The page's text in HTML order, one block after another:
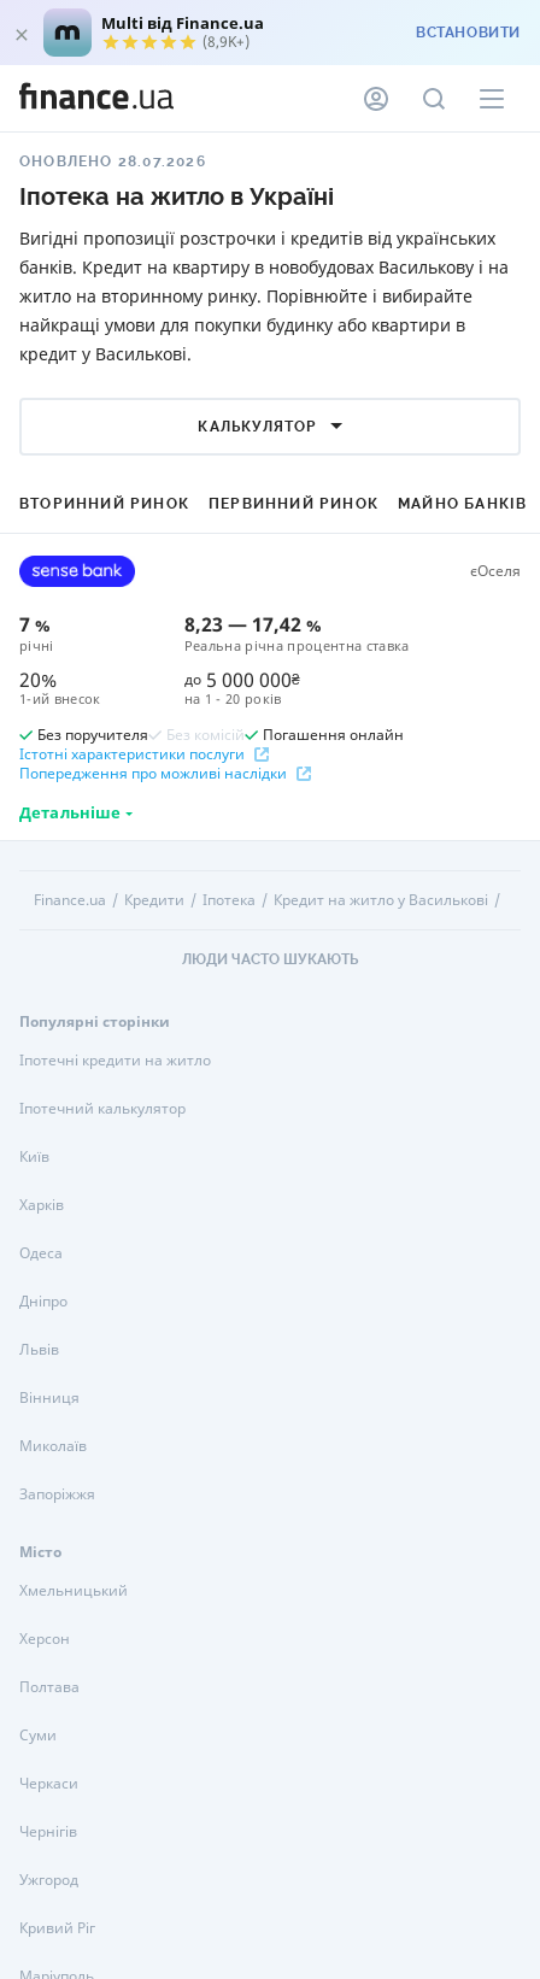
Multi від Finance.ua
(8,9K+) ВСТАНОВИТИ
ОНОВЛЕНО 28.07.2026
Іпотека на житло в Україні
Вигідні пропозиції розстрочки і кредитів від українських
банків. Кредит на квартиру в новобудовах Василькову і на
житло на вторинному ринку. Порівнюйте і вибирайте
найкращі умови для покупки будинку або квартири в
кредит у Василькові.
КАЛЬКУЛЯТОР
ВТОРИННИЙ РИНОК ПЕРВИННИЙ РИНОК МАЙНО БАНКІВ
єОселя
7 %
річні
8,23— 17,42%
Реальна річна процентна ставка
20%
1-ий внесок
до 5 000 000₴
на 1 - 20 років
Без поручителя Без комісій
Погашення онлайн
Істотні характеристики послуги
Попередження про можливі наслідки
Детальніше
Finance.ua Кредити Іпотека Кредит на житло у Василькові
ЛЮДИ ЧАСТО ШУКАЮТЬ
Популярні сторінки
Іпотечні кредити на житло
Іпотечний калькулятор
Київ
Харків
Одеса
Дніпро
Львів
Вінниця
Миколаїв
Запоріжжя
Місто
Хмельницький
Херсон
Полтава
Суми
Черкаси
Чернігів
Ужгород
Кривий Ріг